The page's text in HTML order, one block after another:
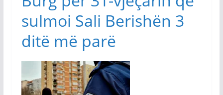
sulmoi Sali Berishën 3
ditë më parë